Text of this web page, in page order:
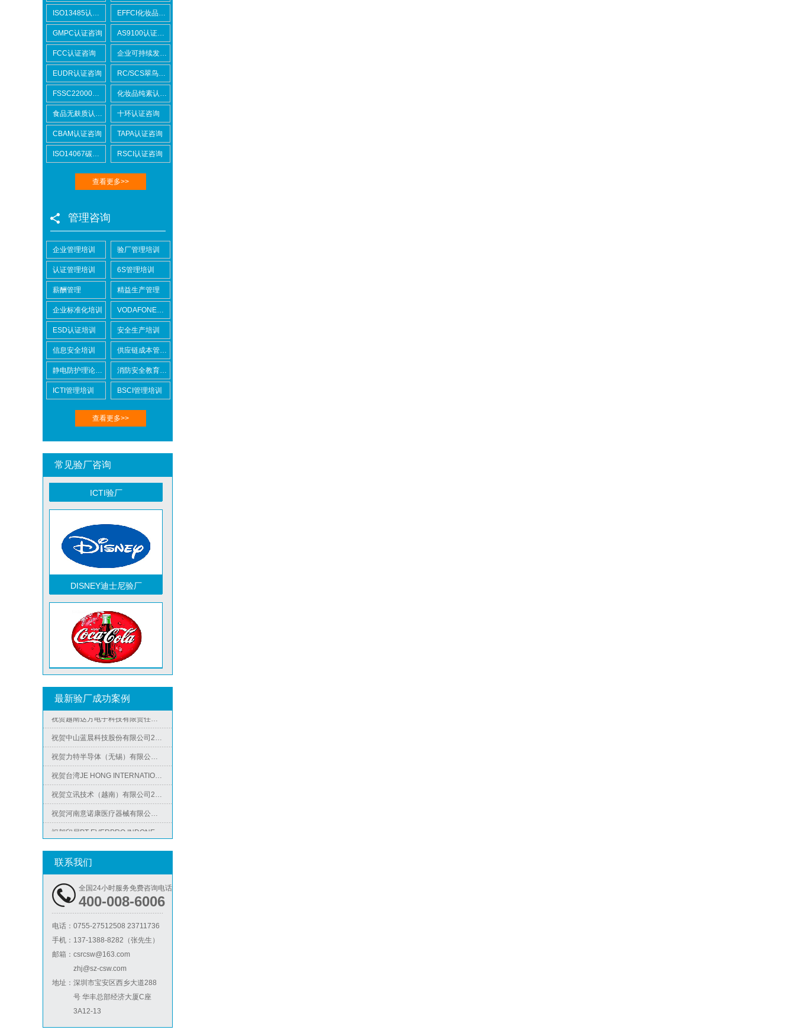
ISO13485认证咨询 EFFCI化妆品原料认证咨询
GMPC认证咨询 AS9100认证咨询
FCC认证咨询 企业可持续发展SCORE认证咨询
EUDR认证咨询 RC/SCS翠鸟认证咨询
FSSC22000认证咨询 化妆品纯素认证咨询
食品无麸质认证咨询 十环认证咨询
CBAM认证咨询 TAPA认证咨询
ISO14067碳足迹 RSCI认证咨询
查看更多>>
管理咨询
企业管理培训 验厂管理培训
认证管理培训 6S管理培训
薪酬管理 精益生产管理
企业标准化培训 VODAFONE认证知识培训
ESD认证培训 安全生产培训
信息安全培训 供应链成本管控培训
静电防护理论培训 消防安全教育培训
ICTI管理培训 BSCI管理培训
查看更多>>
常见验厂咨询
Lowe's劳氏验厂
BSCI验厂
ICTI验厂
DISNEY迪士尼验厂
TCCC可口可乐验厂
Metro麦德龙验厂
最新验厂成功案例
祝贺力特半导体（无锡）有限公司2026年快速通过RBA-VAP认证审核并取得170.2分
祝贺台湾JE HONG INTERNATIONAL TEXTILE CO., LTD 2026年快速通过GRS认证
祝贺泰国LIGHTUP公司2026年快速通过SCAN验厂审核并取得99分
祝贺越南达方电子科技有限责任公司2026年快速通过RBA-VAP审核并取得178分银牌
祝贺中山蓝晨科技股份有限公司2026年快速通过BSCI验厂-B级
祝贺力特半导体（无锡）有限公司2026年快速通过RBA-VAP认证审核并取得170.2分
祝贺台湾JE HONG INTERNATIONAL TEXTILE CO., LTD 2026年快速通过GRS认证
祝贺立讯技术（越南）有限公司2026年快速通过RBA-VAP认证审核，斩获金牌评级！
祝贺河南意诺康医疗器械有限公司2026年快速通过GMP认证
祝贺印尼PT EVERPRO INDONESIA TECHNOLOGIES公司2026年快速通过RBA-VAP审核
联系我们
全国24小时服务免费咨询电话
400-008-6006
电话： 0755-27512508 23711736
手机： 137-1388-8282（张先生）
邮箱： csrcsw@163.com
zhj@sz-csw.com
地址： 深圳市宝安区西乡大道288
号 华丰总部经济大厦C座
3A12-13